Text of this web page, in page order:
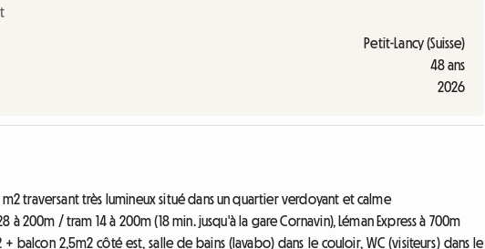
Petit-Lancy (Suisse)
48 ans
2026
m2 traversant très lumineux situé dans un quartier verdoyant et calme
28 à 200m / tram 14 à 200m (18 min. jusqu'à la gare Cornavin), Léman Express à 700m
+ balcon 2,5m2 côté est, salle de bains (lavabo) dans le couloir, WC (visiteurs) dans le